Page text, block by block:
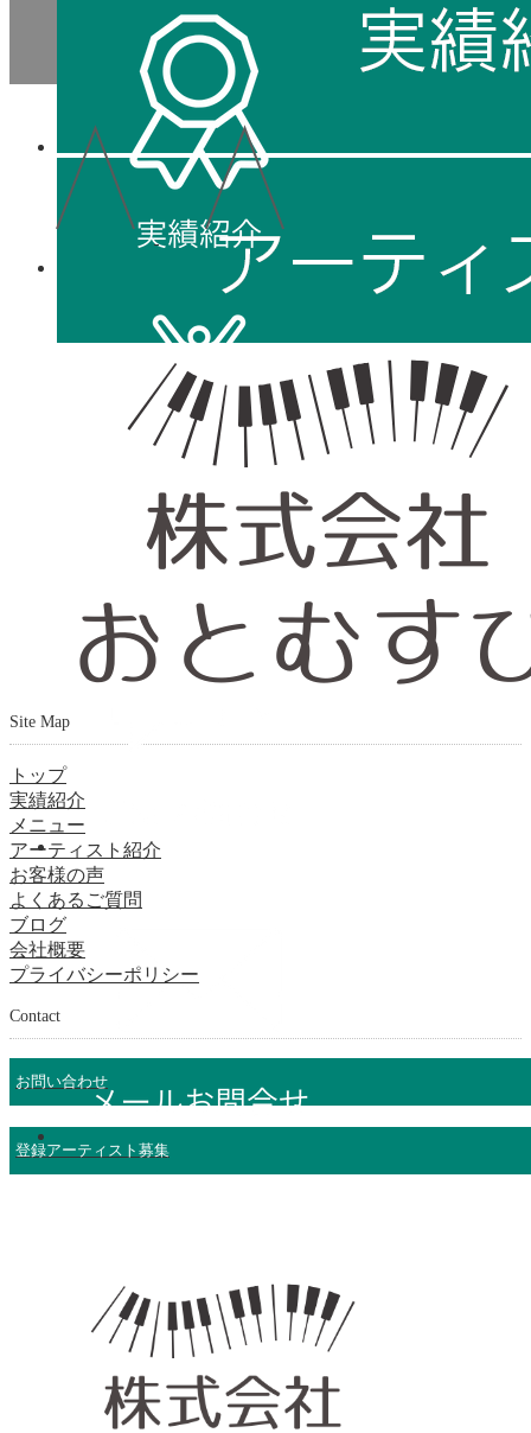
Site Map
トップ
実績紹介
メニュー
アーティスト紹介
お客様の声
よくあるご質問
ブログ
会社概要
プライバシーポリシー
Contact
お問い合わせ
登録アーティスト募集